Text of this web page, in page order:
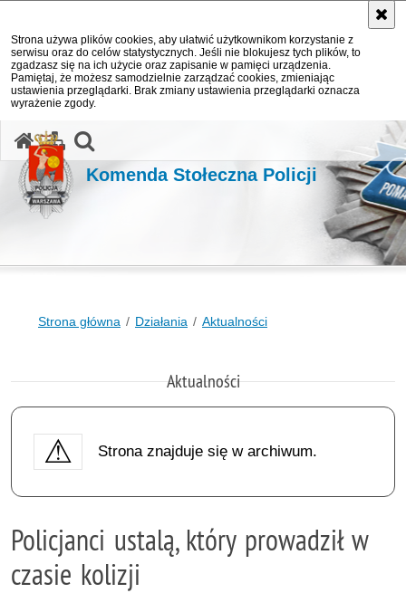
Strona używa plików cookies, aby ułatwić użytkownikom korzystanie z
serwisu oraz do celów statystycznych. Jeśli nie blokujesz tych plików, to
zgadzasz się na ich użycie oraz zapisanie w pamięci urządzenia.
Pamiętaj, że możesz samodzielnie zarządzać cookies, zmieniając
ustawienia przeglądarki. Brak zmiany ustawienia przeglądarki oznacza
wyrażenie zgody.
Komenda Stołeczna Policji
Strona główna Działania Aktualności
Aktualności
Strona znajduje się w archiwum.
Policjanci ustalą, który prowadził w
czasie kolizji